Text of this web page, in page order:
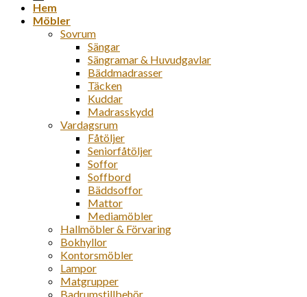
Hem
Möbler
Sovrum
Sängar
Sängramar & Huvudgavlar
Bäddmadrasser
Täcken
Kuddar
Madrasskydd
Vardagsrum
Fåtöljer
Seniorfåtöljer
Soffor
Soffbord
Bäddsoffor
Mattor
Mediamöbler
Hallmöbler & Förvaring
Bokhyllor
Kontorsmöbler
Lampor
Matgrupper
Badrumstillbehör